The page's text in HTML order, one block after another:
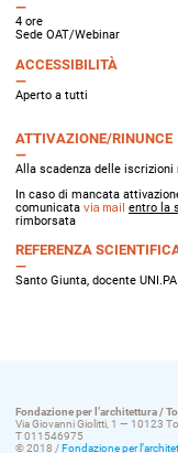
4 ore
Sede OAT/Webinar
ACCESSIBILITÀ
Aperto a tutti
ATTIVAZIONE/RINUNCE
Alla scadenza delle iscrizioni
In caso di mancata
comunicata via mail entro la
rimborsata
REFERENZA
Santo Giunta, docente UNI.PA
Fondazione per l’architettura /
Via Giovanni Giolitti, 1 — 10123
T 011546975
© 2018 /Fondazione per